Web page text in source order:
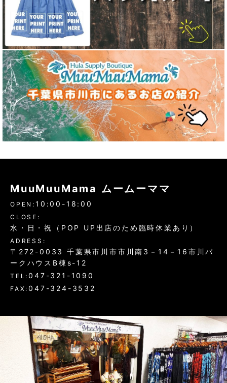
MuuMuuMama ムームーママ
OPEN: 10:00-18:00
CLOSE:
水・日・祝（POP UP出店のため臨時休業あり）
ADRESS:
〒272-0033 千葉県市川市市川南3－14－16市川パ
ークハウスB棟s-12
TEL:047-321-1090
FAX:047-324-3532